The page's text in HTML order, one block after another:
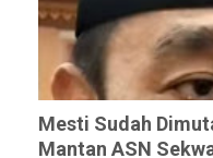
Mesti Sudah
Mantan ASN